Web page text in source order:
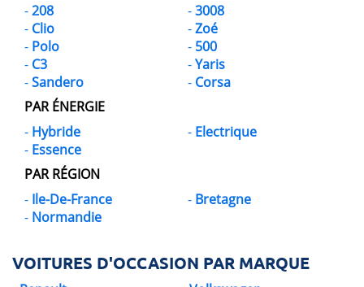
208
Clio
Polo
C3
Sandero
3008
Zoé
500
Yaris
Corsa
PAR ÉNERGIE
Hybride
Essence
Electrique
PAR RÉGION
Ile-De-France
Normandie
Bretagne
VOITURES D'OCCASION PAR MARQUE